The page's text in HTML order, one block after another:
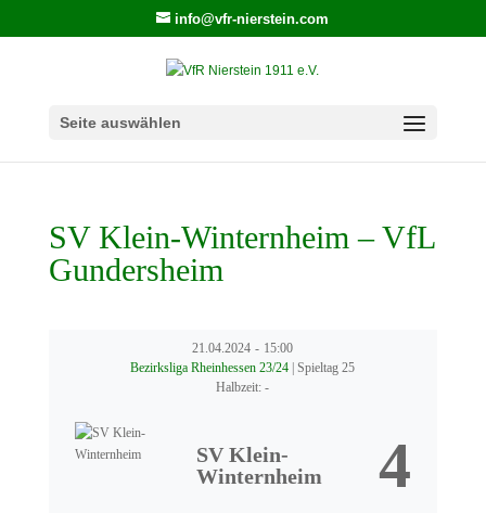
info@vfr-nierstein.com
Seite auswählen
SV Klein-Winternheim – VfL
Gundersheim
21.04.2024 - 15:00
Bezirksliga Rheinhessen 23/24 | Spieltag 25
Halbzeit: -
SV Klein-
Winternheim
4